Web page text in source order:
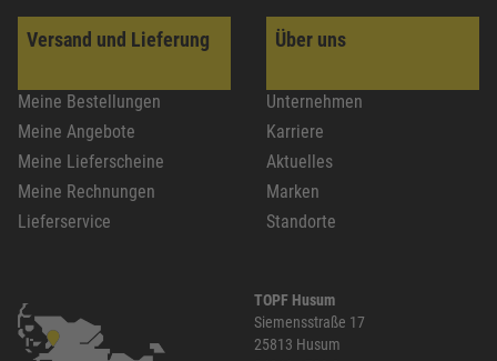
Versand und Lieferung
Meine Bestellungen
Meine Angebote
Meine Lieferscheine
Meine Rechnungen
Lieferservice
Über uns
Unternehmen
Karriere
Aktuelles
Marken
Standorte
TOPF Husum
Siemensstraße 17
25813 Husum